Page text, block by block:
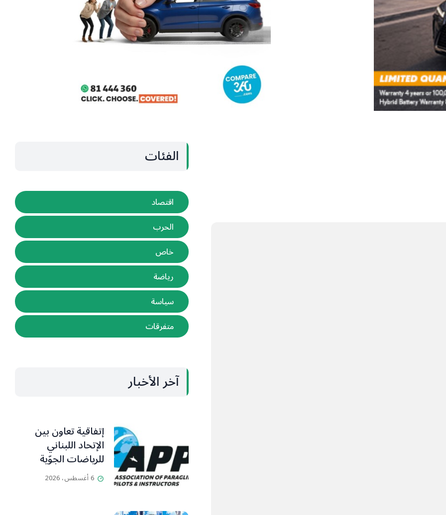
الفئات
اقتصاد
الحرب
خاص
رياضة
سياسة
متفرقات
آخر الأخبار
إتفاقية تعاون بين
الإتحاد اللبناني
للرياضات الجوّية
وجمعية طيّاري
ومدرّبي الطيران
6 أغسطس، 2026